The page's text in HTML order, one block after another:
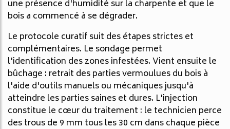
une présence d'humidité sur la charpente et que le
bois a commencé à se dégrader.
Le protocole curatif suit des étapes strictes et
complémentaires. Le sondage permet
l'identification des zones infestées. Vient ensuite le
bûchage : retrait des parties vermoulues du bois à
l'aide d'outils manuels ou mécaniques jusqu'à
atteindre les parties saines et dures. L'injection
constitue le cœur du traitement : le technicien perce
des trous de 9 mm tous les 30 cm dans chaque pièce